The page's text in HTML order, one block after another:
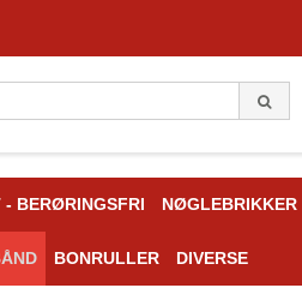
- BERØRINGSFRI NØGLEBRIKKER
BONRULLER DIVERSE